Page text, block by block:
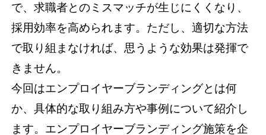
で、求職者とのミスマッチが生じにくくなり、
採用効率を高められます。ただし、適切な方法
で取り組まなければ、思うような効果は発揮で
きません。
今回はエンプロイヤーブランディングとは何
か、具体的な取り組み方や事例について紹介し
ます。エンプロイヤーブランディング施策を企